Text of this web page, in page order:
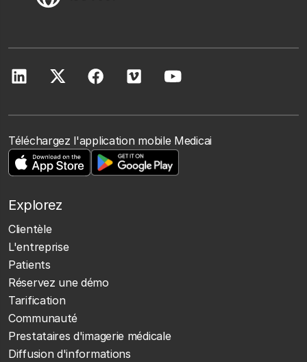
Téléchargez l'application mobile Medicai
Explorez
Clientèle
L'entreprise
Patients
Réservez une démo
Tarification
Communauté
Prestataires d'imagerie médicale
Diffusion d'informations